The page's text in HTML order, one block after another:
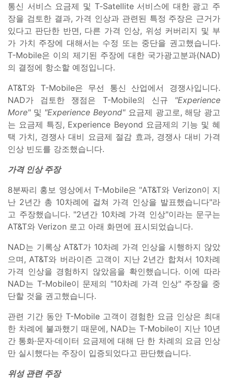
통신 서비스 요금제 및 T‑Satellite 서비스에 대한 광고 주
장을 검토한 결과, 가격 인상과 관련된 특정 주장은 근거가
있다고 판단한 반면, 다른 가격 인상, 위성 커버리지 및 부
가 가치 주장에 대해서는 수정 또는 중단을 권고했습니다.
T-Mobile은 이의 제기된 주장에 대한 국가광고분과(NAD)
의 결정에 항소할 예정입니다.
AT&T와 T-Mobile은 무선 통신 산업에서 경쟁사입니다.
NAD가 검토한 쟁점은 T-Mobile의 신규 "Experience
More"및 "Experience Beyond"요금제 광고로, 해당 광고
는 요금제 특징, Experience Beyond 요금제의 기능 및 혜
택 가치, 경쟁사 대비 요금제 절감 효과, 경쟁사 대비 가격
인상 빈도를 강조했습니다.
가격 인상 주장
8분짜리 홍보 영상에서 T-Mobile은 "AT&T와 Verizon이 지
난 2년간 총 10차례에 걸쳐 가격 인상을 발표했습니다"라
고 주장했습니다. "2년간 10차례 가격 인상"이라는 문구는
AT&T와 Verizon 로고 아래 화면에 표시되었습니다.
NAD는 기록상 AT&T가 10차례 가격 인상을 시행하지 않았
으며, AT&T와 버라이즌 고객이 지난 2년간 합쳐서 10차례
가격 인상을 경험하지 않았음을 확인했습니다. 이에 따라
NAD는 T-Mobile이 문제의 "10차례 가격 인상" 주장을 중
단할 것을 권고했습니다.
관련 기간 동안 T-Mobile 고객이 경험한 요금 인상은 최대
한 차례에 불과했기 때문에, NAD는 T-Mobile이 지난 10년
간 통화·문자·데이터 요금제에 대해 단 한 차례의 요금 인상
만 실시했다는 주장이 입증되었다고 판단했습니다.
위성 관련 주장